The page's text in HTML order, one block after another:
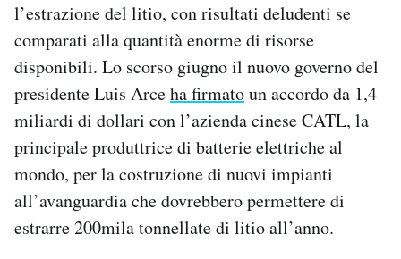
l’estrazione del litio, con risultati deludenti se
comparati alla quantità enorme di risorse
disponibili. Lo scorso giugno il nuovo governo del
presidente Luis Arceha firmatoun accordo da 1,4
miliardi di dollari con l’azienda cinese CATL, la
principale produttrice di batterie elettriche al
mondo, per la costruzione di nuovi impianti
all’avanguardia che dovrebbero permettere di
estrarre 200mila tonnellate di litio all’anno.